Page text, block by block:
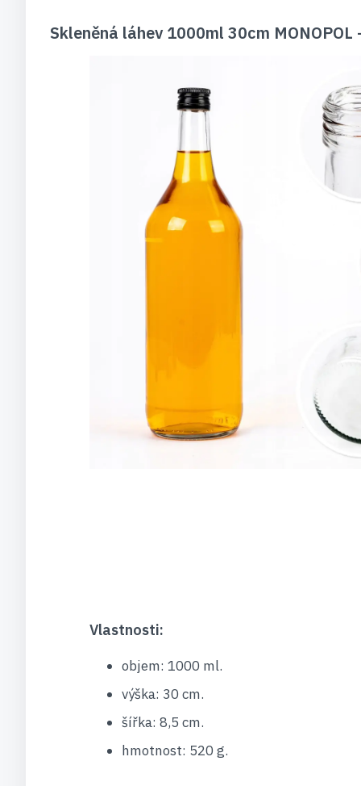
Skleněná láhev 1000ml 30cm
Vlastnosti:
objem: 1000 ml.
výška: 30 cm.
šířka: 8,5 cm.
hmotnost: 520 g.